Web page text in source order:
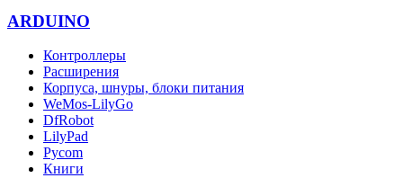
ARDUINO
Контроллеры
Расширения
Корпуса, шнуры, блоки питания
WeMos-LilyGo
DfRobot
LilyPad
Pycom
Книги